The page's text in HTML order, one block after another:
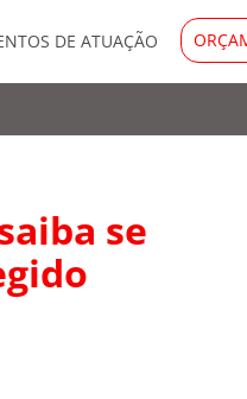
DE ATUAÇÃO
se